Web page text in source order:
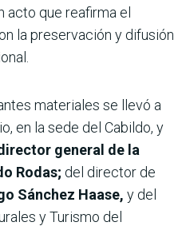
acto que reafirma el
la preservación y difusión
materiales se llevó a
en la sede del Cabildo, y
general de la
Rodas; del director de
Sánchez Haase, y del
y Turismo del